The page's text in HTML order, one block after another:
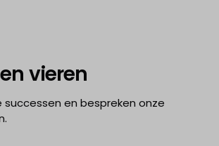
vieren
successen en bespreken onze